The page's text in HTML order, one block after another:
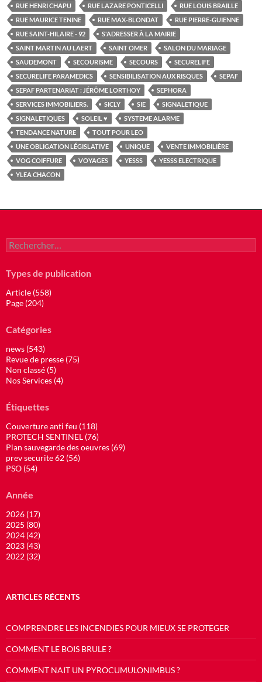
RUE HENRI CHAPU
RUE LAZARE PONTICELLI
RUE LOUIS BRAILLE
RUE MAURICE TENINE
RUE MAX-BLONDAT
RUE PIERRE-GUIENNE
RUE SAINT-HILAIRE - 92
S'ADRESSER À LA MAIRIE
SAINT MARTIN AU LAERT
SAINT OMER
SALON DU MARIAGE
SAUDEMONT
SECOURISME SECOURS
SECURELIFE
SECURELIFE PARAMEDICS
SENSIBILISATION AUX RISQUES
SEPAF
SEPAF PARTENARIAT : JÉRÔME LORTHOY
SEPHORA
SERVICES IMMOBILIERS.
SICLY SIE
SIGNALETIQUE
SIGNALETIQUES
SOLEIL ♥
SYSTEME ALARME
TENDANCE NATURE
TOUT POUR LEO
UNE OBLIGATION LÉGISLATIVE
UNIQUE
VENTE IMMOBILIÈRE
VOG COIFFURE
VOYAGES YESSS
YESSS ELECTRIQUE
YLEA CHACON
Rechercher :
Types de publication
Article (558)
Page (204)
Catégories
news (543)
Revue de presse (75)
Non classé (5)
Nos Services (4)
Étiquettes
Couverture anti feu (118)
PROTECH SENTINEL (76)
Plan sauvegarde des oeuvres (69)
prev securite 62 (56)
PSO (54)
Année
2026 (17)
2025 (80)
2024 (42)
2023 (43)
2022 (32)
ARTICLES RÉCENTS
COMPRENDRE LES INCENDIES POUR MIEUX SE PROTEGER
COMMENT LE BOIS BRULE ?
COMMENT NAIT UN PYROCUMULONIMBUS ?